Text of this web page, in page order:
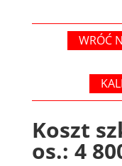
WRÓĆ
Koszt
os.: 4